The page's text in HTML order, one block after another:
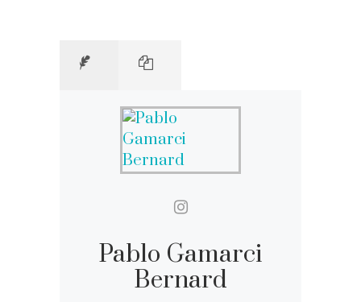
Pablo Gamarci
Bernard